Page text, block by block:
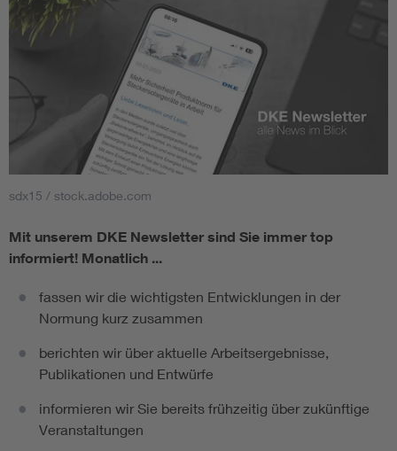
sdx15 / stock.adobe.com
Mit unserem DKE Newsletter sind Sie immer top
informiert! Monatlich ...
fassen wir die wichtigsten Entwicklungen in der
Normung kurz zusammen
berichten wir über aktuelle Arbeitsergebnisse,
Publikationen und Entwürfe
informieren wir Sie bereits frühzeitig über zukünftige
Veranstaltungen